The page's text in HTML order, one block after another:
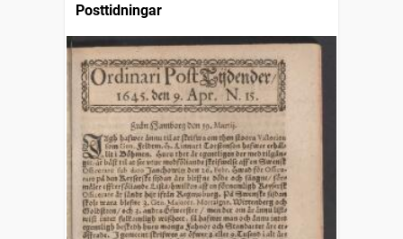
Posttidningar